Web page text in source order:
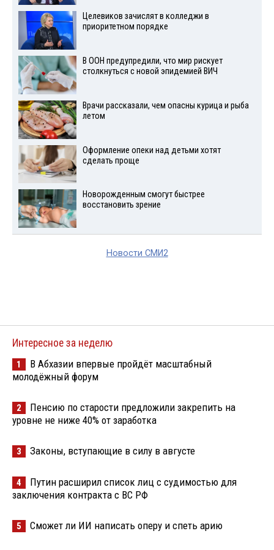
Целевиков зачислят в колледжи в
приоритетном порядке
В ООН предупредили, что мир рискует
столкнуться с новой эпидемией ВИЧ
Врачи рассказали, чем опасны курица и рыба
летом
Оформление опеки над детьми хотят
сделать проще
Новорожденным смогут быстрее
восстановить зрение
Новости СМИ2
Интересное за неделю
1
В Абхазии впервые пройдёт масштабный
молодёжный форум
2
Пенсию по старости предложили закрепить на
уровне не ниже 40% от заработка
3 Законы, вступающие в силу в августе
4
Путин расширил список лиц с судимостью для
заключения контракта с ВС РФ
5 Сможет ли ИИ написать оперу и спеть арию